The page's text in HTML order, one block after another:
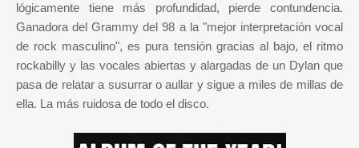
lógicamente tiene más profundidad, pierde contundencia.
Ganadora del Grammy del 98 a la "mejor interpretación vocal
de rock masculino", es pura tensión gracias al bajo, el ritmo
rockabilly y las vocales abiertas y alargadas de un Dylan que
pasa de relatar a susurrar o aullar y sigue a miles de millas de
ella. La más ruidosa de todo el disco.